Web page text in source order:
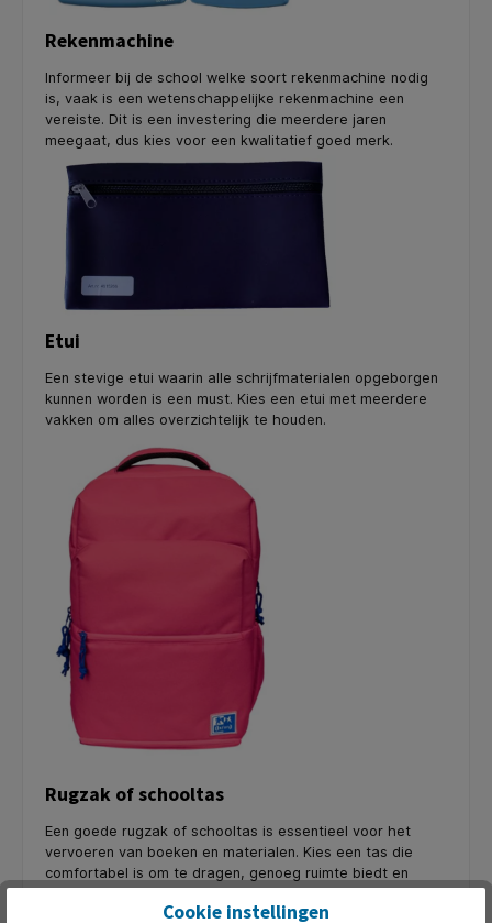
Rekenmachine
Informeer bij de school welke soort rekenmachine nodig
is, vaak is een wetenschappelijke rekenmachine een
vereiste. Dit is een investering die meerdere jaren
meegaat, dus kies voor een kwalitatief goed merk.
Etui
Een stevige etui waarin alle schrijfmaterialen opgeborgen
kunnen worden is een must. Kies een etui met meerdere
vakken om alles overzichtelijk te houden.
Rugzak of schooltas
Een goede rugzak of schooltas is essentieel voor het
vervoeren van boeken en materialen. Kies een tas die
comfortabel is om te dragen, genoeg ruimte biedt en
meerdere vakken heeft voor een goede organisatie.
Cookie instellingen